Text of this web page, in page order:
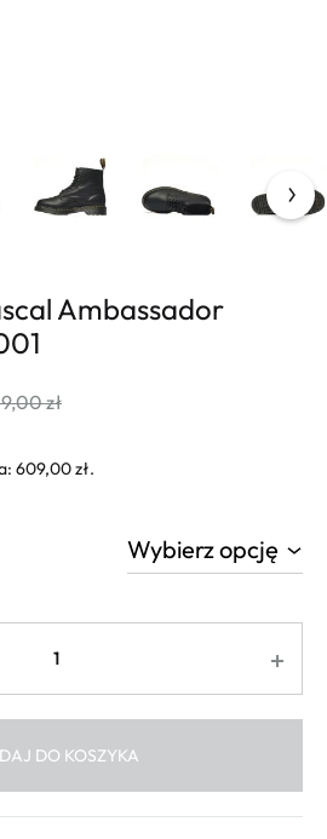
Ambassador
zł
609,00zł.
DO KOSZYKA